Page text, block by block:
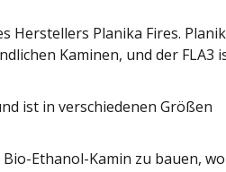
Herstellers Planika Fires.
Kaminen, und der FLA3
ist in verschiedenen Größen
Ethanol-Kamin zu bauen,